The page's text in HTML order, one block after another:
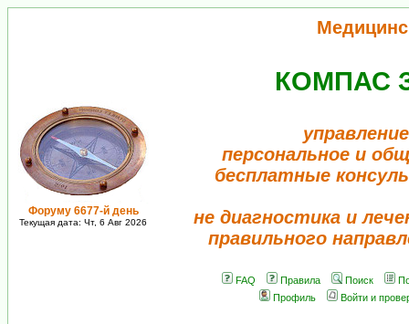
Форуму 6677-й день
Текущая дата: Чт, 6 Авг 2026
КОМПАС
персональное и
бесплатные
не диагностика и
правильного
FAQ Правила Поиск
Профиль
Войти и